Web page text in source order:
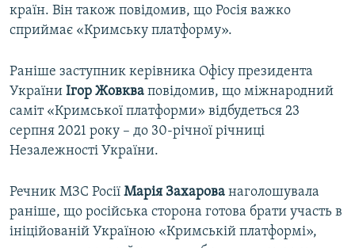
країн. Він також повідомив, що Росія важко
сприймає «Кримську платформу».
Раніше заступник керівника Офісу президента
України Ігор Жовква повідомив, що міжнародний
саміт «Кримської платформи» відбудеться 23
серпня 2021 року – до 30-річної річниці
Незалежності України.
Речник МЗС Росії Марія Захарова наголошувала
раніше, що російська сторона готова брати участь в
ініційованій Україною «Кримській платформі»,